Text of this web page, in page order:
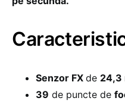
Senzor FX de 24,3
39 de puncte de